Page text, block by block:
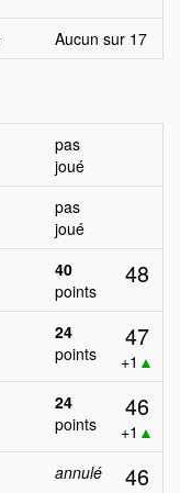
Aucun sur 17
pas
joué
pas
joué
40
points
48
24
points
47
+1 ▲
24
points
46
+1 ▲
annulé 46